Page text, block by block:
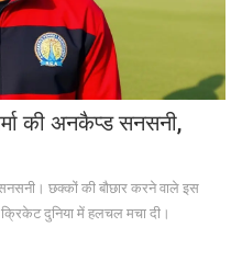
की अनकैप्ड सनसनी,
छक्कों की बौछार करने वाले इस
क्रिकेट दुनिया में हलचल मचा दी।